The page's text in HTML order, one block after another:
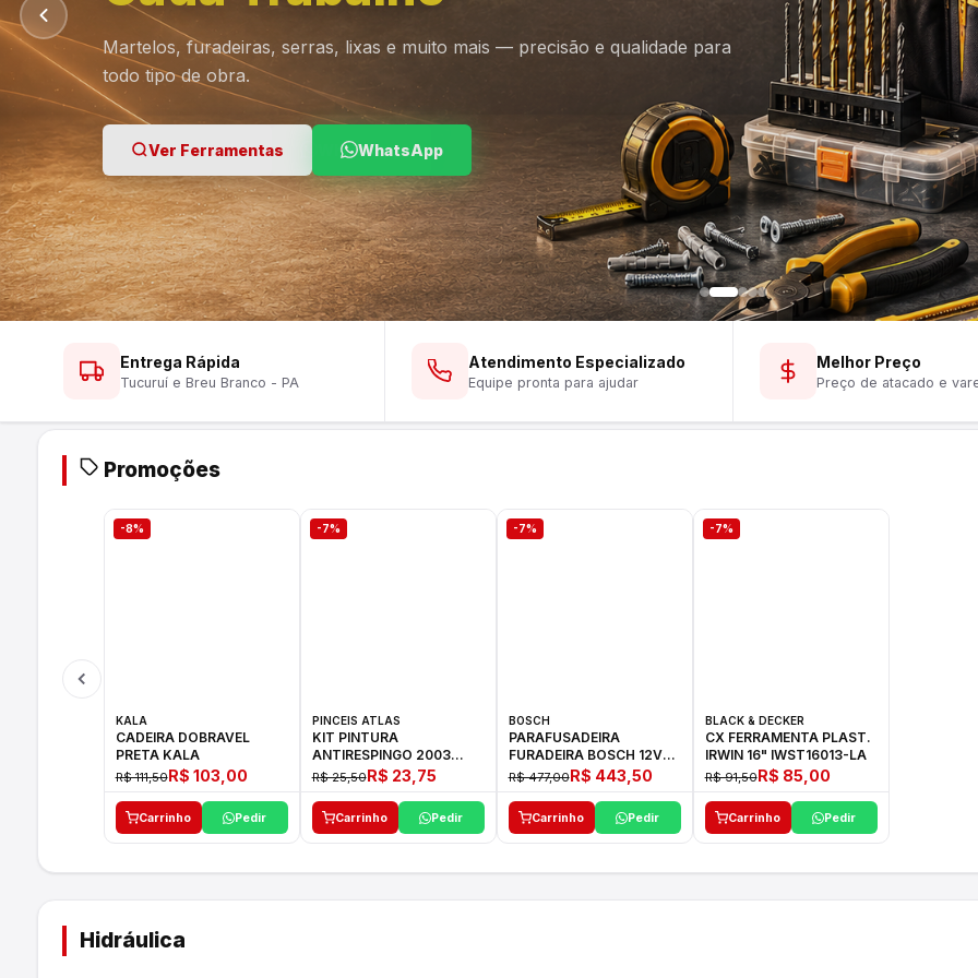
Ver Lustres WhatsApp
Martelos, furadeiras, serras, lixas e muito mais — precisão e qualidade para
todo tipo de obra.
Ver Ferramentas WhatsApp
Ver Tintas WhatsApp
Entrega Rápida
Tucuruí e Breu Branco - PA
Atendimento Especializado
Equipe pronta para ajudar
Melhor Preço
Preço de atacado e
Promoções
-8%
KALA
CADEIRA DOBRAVEL
PRETA KALA
R$ 111,50R$ 103,00
Carrinho Pedir
-7%
PINCEIS ATLAS
KIT PINTURA
ANTIRESPINGO 2003
ATLAS 03 PCS
R$ 25,50R$ 23,75
Carrinho Pedir
-7%
BOSCH
PARAFUSADEIRA
FURADEIRA BOSCH 12V
GSR 1000 SMART
R$ 477,00R$ 443,50
Carrinho Pedir
-7%
BLACK & DECKER
CX FERRAMENTA PLAST.
IRWIN 16" IWST16013-LA
R$ 91,50R$ 85,00
Carrinho Pedir
Hidráulica